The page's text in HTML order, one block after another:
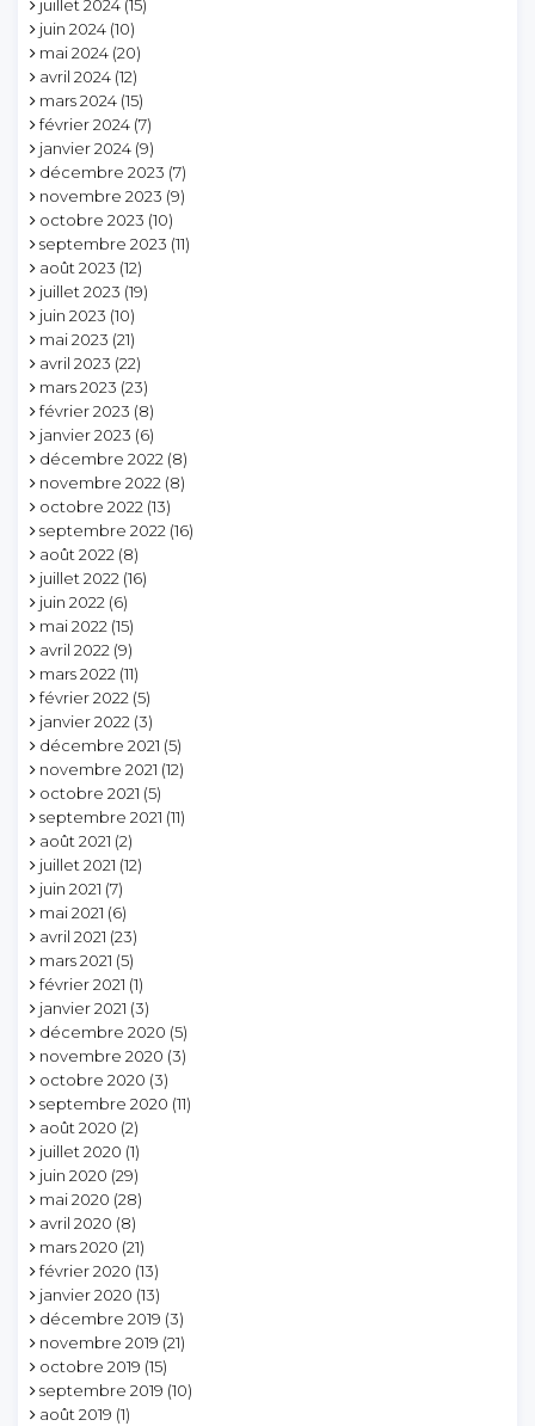
juillet 2024 (15)
juin 2024 (10)
mai 2024 (20)
avril 2024 (12)
mars 2024 (15)
février 2024 (7)
janvier 2024 (9)
décembre 2023 (7)
novembre 2023 (9)
octobre 2023 (10)
septembre 2023 (11)
août 2023 (12)
juillet 2023 (19)
juin 2023 (10)
mai 2023 (21)
avril 2023 (22)
mars 2023 (23)
février 2023 (8)
janvier 2023 (6)
décembre 2022 (8)
novembre 2022 (8)
octobre 2022 (13)
septembre 2022 (16)
août 2022 (8)
juillet 2022 (16)
juin 2022 (6)
mai 2022 (15)
avril 2022 (9)
mars 2022 (11)
février 2022 (5)
janvier 2022 (3)
décembre 2021 (5)
novembre 2021 (12)
octobre 2021 (5)
septembre 2021 (11)
août 2021 (2)
juillet 2021 (12)
juin 2021 (7)
mai 2021 (6)
avril 2021 (23)
mars 2021 (5)
février 2021 (1)
janvier 2021 (3)
décembre 2020 (5)
novembre 2020 (3)
octobre 2020 (3)
septembre 2020 (11)
août 2020 (2)
juillet 2020 (1)
juin 2020 (29)
mai 2020 (28)
avril 2020 (8)
mars 2020 (21)
février 2020 (13)
janvier 2020 (13)
décembre 2019 (3)
novembre 2019 (21)
octobre 2019 (15)
septembre 2019 (10)
août 2019 (1)